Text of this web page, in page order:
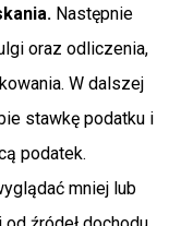
Następnie
oraz odliczenia,
W dalszej
stawkę podatku i
podatek.
mniej lub